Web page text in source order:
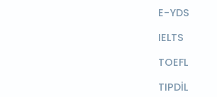
E-YDS
IELTS
TOEFL
TIPDİL